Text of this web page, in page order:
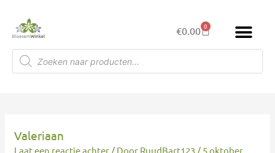
inhoud
€0.00 0
Winkelwagen
Producten
zoeken
Valeriaan
Laat een reactie achter / Door RuudBart123 / 5 oktober